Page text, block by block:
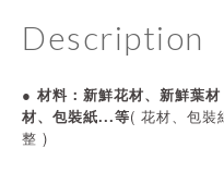
Description
● 材料： 新鮮花材、新鮮葉
材、包裝紙...等( 花材、包裝
整 )